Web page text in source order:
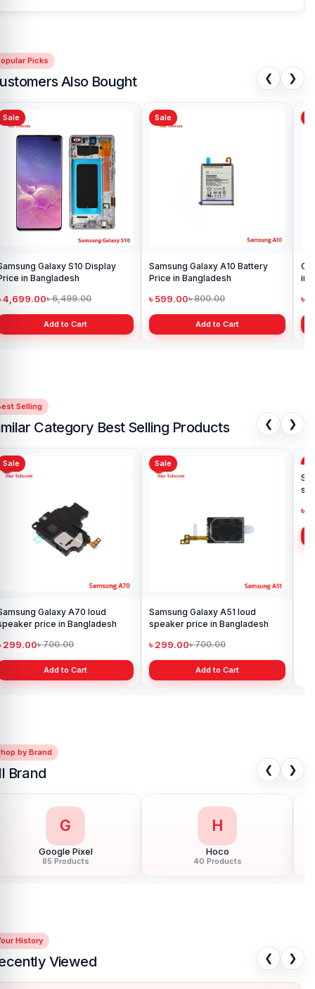
Picks
Also Bought ❮ ❯
Sale
Galaxy S10 Display
in Bangladesh
4,699.00৳ 6,499.00
Add to Cart
Sale
Samsung Galaxy A10 Battery
Price in Bangladesh
৳ 599.00৳ 800.00
Add to Cart
in
৳
Selling
Category Best Selling Products ❮ ❯
Sale
Galaxy A70 loud
price in Bangladesh
299.00৳ 700.00
Add to Cart
Sale
Samsung Galaxy A51 loud
speaker price in Bangladesh
৳ 299.00৳ 700.00
Add to Cart
by Brand
Brand ❮ ❯
G
Google Pixel
85 Products
H
Hoco
40 Products
History
Viewed ❮ ❯